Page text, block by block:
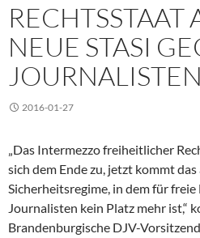
RECHTSSTAAT
NEUE STASI
2016-01-27
„Das Intermezzo freiheitlicher
sich dem Ende zu, jetzt kommt
Sicherheitsregime, in dem für
Journalisten kein Platz mehr ist,“
Brandenburgische DJV-